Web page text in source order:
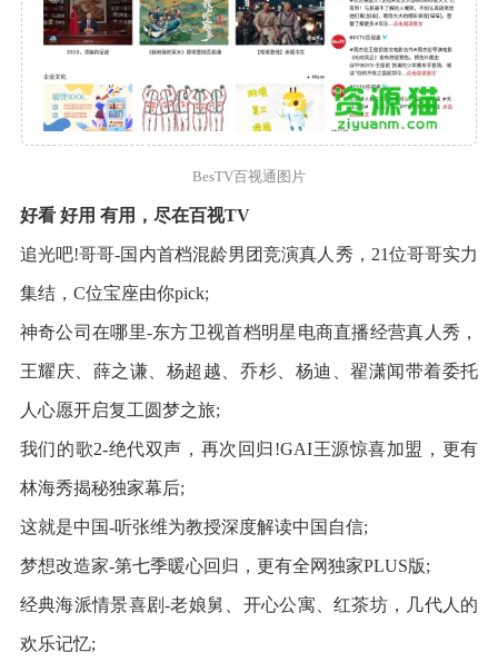
BesTV百视通图片
好看 好用 有用，尽在百视TV
追光吧!哥哥-国内首档混龄男团竞演真人秀，21位哥哥实力
集结，C位宝座由你pick;
神奇公司在哪里-东方卫视首档明星电商直播经营真人秀，
王耀庆、薛之谦、杨超越、乔杉、杨迪、翟潇闻带着委托
人心愿开启复工圆梦之旅;
我们的歌2-绝代双声，再次回归!GAI王源惊喜加盟，更有
林海秀揭秘独家幕后;
这就是中国-听张维为教授深度解读中国自信;
梦想改造家-第七季暖心回归，更有全网独家PLUS版;
经典海派情景喜剧-老娘舅、开心公寓、红茶坊，几代人的
欢乐记忆;